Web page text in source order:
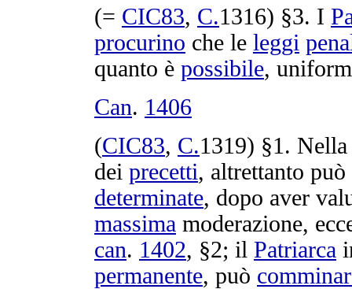
(= CIC83, C.1316) §3. I
procurino che le leggi
quanto è possibile,
Can. 1406
(CIC83, C.1319) §1.
dei precetti, altrettanto può
determinate, dopo aver
massima moderazione,
can. 1402, §2; il Patriarca
permanente, può